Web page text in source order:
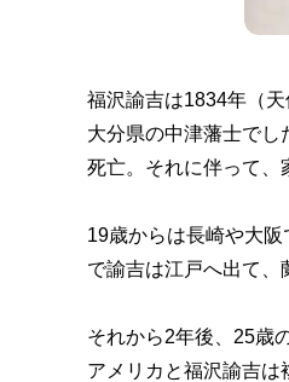
福沢諭吉は1834年（
大分県の中津藩士で
死亡。それに伴って、
19歳からは長崎や大
で諭吉は江戸へ出て、
それから2年後、25歳
アメリカと福沢諭吉